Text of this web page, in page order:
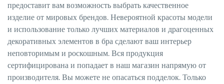
предоставит вам возможность выбрать качественное
изделие от мировых брендов. Невероятной красоты модели
и использование только лучших материалов и драгоценных
декоративных элементов в бра сделают ваш интерьер
неповторимым и роскошным. Вся продукция
сертифицирована и попадает в наш магазин напрямую от
производителя. Вы можете не опасаться подделок. Только